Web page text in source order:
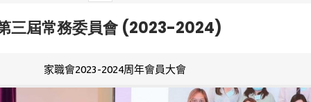
三屆常務委員會 (2023-2024)
家職會2023-2024周年會員大會